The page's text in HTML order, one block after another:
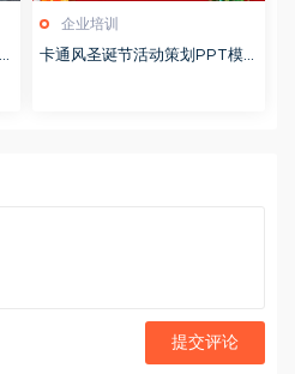
企业培训
卡通风圣诞节活动策划PPT模
提交评论